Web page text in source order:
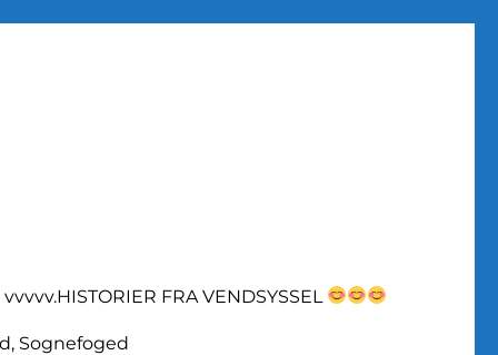
vvvvv.HISTORIER FRA VENDSYSSEL
Sognefoged